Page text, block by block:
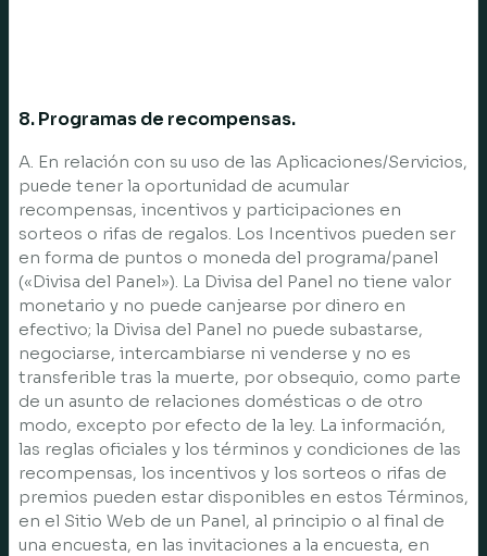
8. Programas de recompensas.
A. En relación con su uso de las Aplicaciones/Servicios,
puede tener la oportunidad de acumular
recompensas, incentivos y participaciones en
sorteos o rifas de regalos. Los Incentivos pueden ser
en forma de puntos o moneda del programa/panel
(«Divisa del Panel»). La Divisa del Panel no tiene valor
monetario y no puede canjearse por dinero en
efectivo; la Divisa del Panel no puede subastarse,
negociarse, intercambiarse ni venderse y no es
transferible tras la muerte, por obsequio, como parte
de un asunto de relaciones domésticas o de otro
modo, excepto por efecto de la ley. La información,
las reglas oficiales y los términos y condiciones de las
recompensas, los incentivos y los sorteos o rifas de
premios pueden estar disponibles en estos Términos,
en el Sitio Web de un Panel, al principio o al final de
una encuesta, en las invitaciones a la encuesta, en